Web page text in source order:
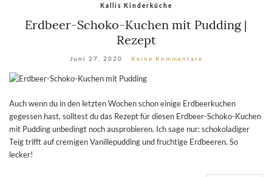
Kallis Kinderküche
Erdbeer-Schoko-Kuchen mit Pudding |
Rezept
Juni 27, 2020 Keine Kommentare
Auch wenn du in den letzten Wochen schon einige Erdbeerkuchen
gegessen hast, solltest du das Rezept für diesen Erdbeer-Schoko-Kuchen
mit Pudding unbedingt noch ausprobieren. Ich sage nur: schokoladiger
Teig trifft auf cremigen Vanillepudding und fruchtige Erdbeeren. So
lecker!